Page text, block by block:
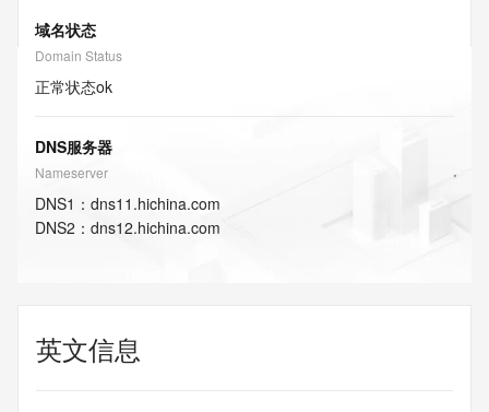
域名状态
Domain Status
正常状态ok
DNS服务器
Nameserver
DNS1 ： dns11.hichina.com
DNS2 ： dns12.hichina.com
英文信息